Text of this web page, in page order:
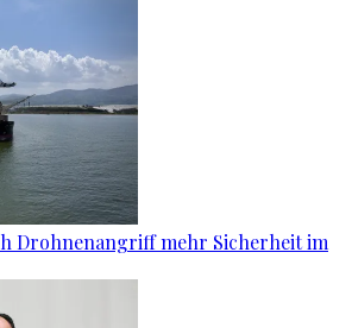
Drohnenangriff mehr Sicherheit im